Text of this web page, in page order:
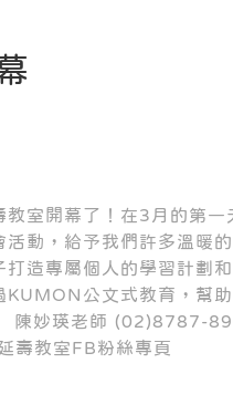
室開幕了！在3月的第一
動，給予我們許多溫暖的
造專屬個人的學習計劃
公文式教育，幫
陳妙瑛老師 (02)8787-
壽教室FB粉絲專頁